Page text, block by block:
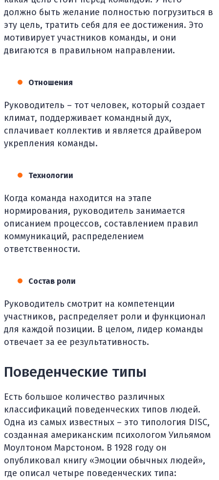
должно быть желание полностью погрузиться в
эту цель, тратить себя для ее достижения. Это
мотивирует участников команды, и они
двигаются в правильном направлении.
Отношения
Руководитель – тот человек, который создает
климат, поддерживает командный дух,
сплачивает коллектив и является драйвером
укрепления команды.
Технологии
Когда команда находится на этапе
нормирования, руководитель занимается
описанием процессов, составлением правил
коммуникаций, распределением
ответственности.
Состав роли
Руководитель смотрит на компетенции
участников, распределяет роли и функционал
для каждой позиции. В целом, лидер команды
отвечает за ее результативность.
Поведенческие типы
Есть большое количество различных
классификаций поведенческих типов людей.
Одна из самых известных – это типология DISC,
созданная американским психологом Уильямом
Моултоном Марстоном. В 1928 году он
опубликовал книгу «Эмоции обычных людей»,
где описал четыре поведенческих типа: